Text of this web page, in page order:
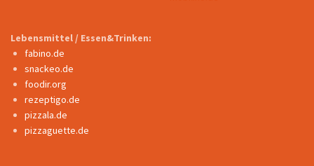
Lebensmittel / Essen&Trinken:
fabino.de
snackeo.de
foodir.org
rezeptigo.de
pizzala.de
pizzaguette.de